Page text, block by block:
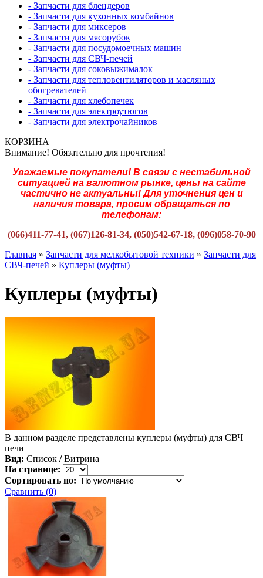
- Запчасти для блендеров
- Запчасти для кухонных комбайнов
- Запчасти для миксеров
- Запчасти для мясорубок
- Запчасти для посудомоечных машин
- Запчасти для СВЧ-печей
- Запчасти для соковыжималок
- Запчасти для тепловентиляторов и масляных
обогревателей
- Запчасти для хлебопечек
- Запчасти для электроутюгов
- Запчасти для электрочайников
КОРЗИНА
Внимание! Обязательно для прочтения!
Уважаемые покупатели! В связи с нестабильной
ситуацией на валютном рынке, цены на сайте
частично не актуальны! Для уточнения цен и
наличия товара, просим обращаться по
телефонам:
(066)411-77-41, (067)126-81-34, (050)542-67-18, (096)058-70-90
Главная » Запчасти для мелкобытовой техники » Запчасти для
СВЧ-печей » Куплеры (муфты)
Куплеры (муфты)
В данном разделе представлены куплеры (муфты) для СВЧ
печи
Вид: Список / Витрина
На странице:
Сортировать по:
Сравнить (0)